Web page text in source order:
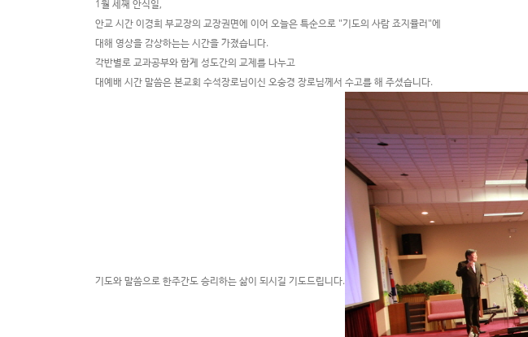
1월 세째 안식일,
안교 시간 이경희 부교장의 교장권면에 이어 오늘은 특순으로 "기도의 사람 죠지뮬러"에
대해 영상을 감상하는는 시간을 가졌습니다.
각반별로 교과공부와 함게 성도간의 교제를 나누고
대예배 시간 말씀은 본교회 수석장로님이신 오숭경 장로님께서 수고를 해 주셨습니다.
기도와 말씀으로 한주간도 승리하는 삶이 되시길 기도드립니다.